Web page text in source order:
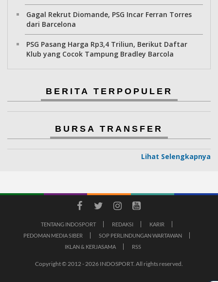
Gagal Rekrut Diomande, PSG Incar Ferran Torres
dari Barcelona
PSG Pasang Harga Rp3,4 Triliun, Berikut Daftar
Klub yang Cocok Tampung Bradley Barcola
BERITA TERPOPULER
BURSA TRANSFER
Lihat Selengkapnya
TENTANG INDOSPORT REDAKSI
KARIR
PEDOMAN MEDIA SIBER
SOP PERLINDUNGAN WARTAWAN
IKLAN & KERJASAMA
RSS
Copyright © 2012 - 2026 INDOSPORT. All rights reserved.